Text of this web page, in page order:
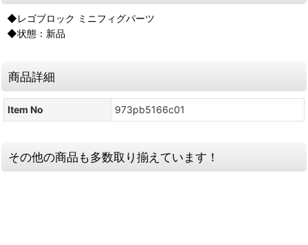
◆レゴブロック ミニフィグパーツ
◆状態：新品
商品詳細
Item No 973pb5166c01
その他の商品も多数取り揃えています！